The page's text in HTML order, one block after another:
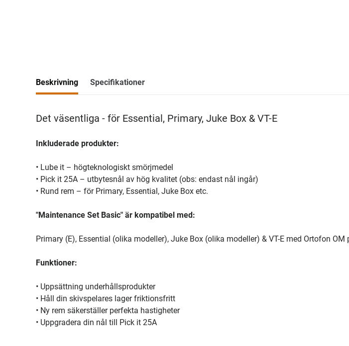
Beskrivning Specifikationer
Det väsentliga - för Essential, Primary, Juke Box & VT-E
Inkluderade produkter:
• Lube it – högteknologiskt smörjmedel
• Pick it 25A – utbytesnål av hög kvalitet (obs: endast nål ingår)
• Rund rem – för Primary, Essential, Juke Box etc.
"Maintenance Set Basic" är kompatibel med:
Primary (E), Essential (olika modeller), Juke Box (olika modeller) & VT-E med Ortofon OM
Funktioner:
• Uppsättning underhållsprodukter
• Håll din skivspelares lager friktionsfritt
• Ny rem säkerställer perfekta hastigheter
• Uppgradera din nål till Pick it 25A